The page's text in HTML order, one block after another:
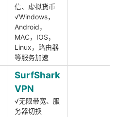
信、虚拟货币
√Windows，
Android，
MAC，IOS，
Linux，路由器
等服务加速
SurfShark
VPN
√无限带宽、服
务器切换